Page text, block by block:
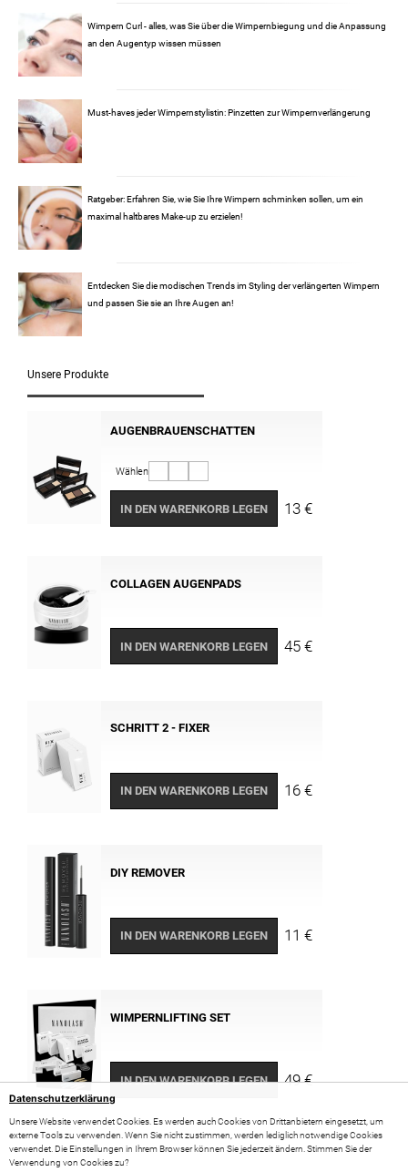
Wimpern Curl - alles, was Sie über die Wimpernbiegung und die Anpassung
an den Augentyp wissen müssen
Must-haves jeder Wimpernstylistin: Pinzetten zur Wimpernverlängerung
Ratgeber: Erfahren Sie, wie Sie Ihre Wimpern schminken sollen, um ein
maximal haltbares Make-up zu erzielen!
Entdecken Sie die modischen Trends im Styling der verlängerten Wimpern
und passen Sie sie an Ihre Augen an!
Unsere Produkte
AUGENBRAUENSCHATTEN
Wählen
IN DEN WARENKORB LEGEN 13 €
COLLAGEN AUGENPADS
IN DEN WARENKORB LEGEN 45 €
SCHRITT 2 - FIXER
IN DEN WARENKORB LEGEN 16 €
DIY REMOVER
IN DEN WARENKORB LEGEN 11 €
WIMPERNLIFTING SET
IN DEN WARENKORB LEGEN 49 €
Datenschutzerklärung
Unsere Website verwendet Cookies. Es werden auch Cookies von Drittanbietern eingesetzt, um
externe Tools zu verwenden. Wenn Sie nicht zustimmen, werden lediglich notwendige Cookies
verwendet. Die Einstellungen in Ihrem Browser können Sie jederzeit ändern. Stimmen Sie der
Verwendung von Cookies zu?